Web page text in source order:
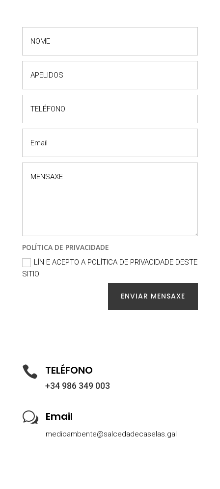
POLÍTICA DE PRIVACIDADE
LÍN E ACEPTO A POLÍTICA DE PRIVACIDADE DESTE
SITIO
ENVIAR MENSAXE
 TELÉFONO
+34 986 349 003
w Email
medioambente@salcedadecaselas.gal